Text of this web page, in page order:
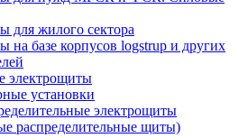
для жилого сектора
на базе корпусов logstrup и других
электрощиты
установки
электрощиты
распределительные щиты)